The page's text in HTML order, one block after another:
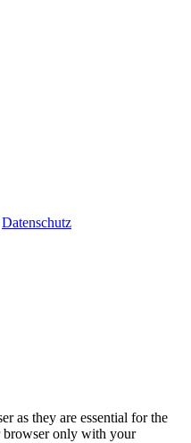
Datenschutz
as they are essential for the
browser only with your